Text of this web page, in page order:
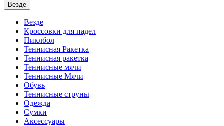
Везде
Везде
Кроссовки для падел
Пиклбол
Теннисная Ракетка
Теннисная ракетка
Теннисные мячи
Теннисные Мячи
Обувь
Теннисные струны
Одежда
Сумки
Аксессуары